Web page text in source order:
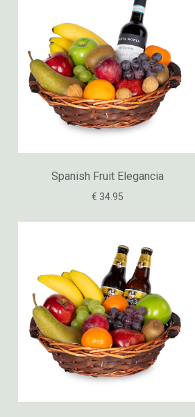
Spanish Fruit Elegancia
€ 34.95